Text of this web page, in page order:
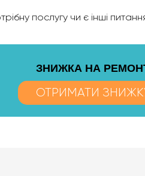
послугу чи є інші
ЗНИЖКА НА
ОТРИМАТИ